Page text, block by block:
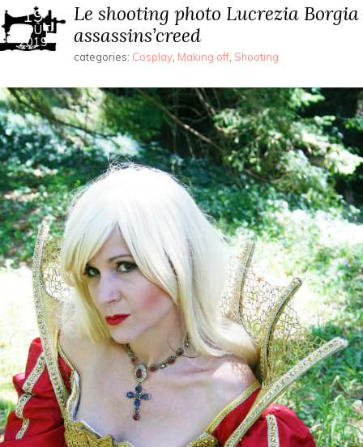
19
AOÛT
2019
Le shooting photo Lucrezia Borgia
assassins’creed
categories: Cosplay, Making off, Shooting